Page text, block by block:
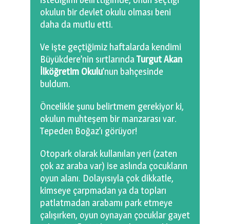
okulun bir devlet okulu olması beni
daha da mutlu etti.
Ve işte geçtiğimiz haftalarda kendimi
Büyükdere’nin sırtlarındaTurgut Akan
İlköğretim Okulu’nun bahçesinde
buldum.
Öncelikle şunu belirtmem gerekiyor ki,
okulun muhteşem bir manzarası var.
Tepeden Boğaz’ı görüyor!
Otopark olarak kullanılan yeri (zaten
çok az araba var) ise aslında çocukların
oyun alanı. Dolayısıyla çok dikkatle,
kimseye çarpmadan ya da topları
patlatmadan arabamı park etmeye
çalışırken, oyun oynayan çocuklar gayet